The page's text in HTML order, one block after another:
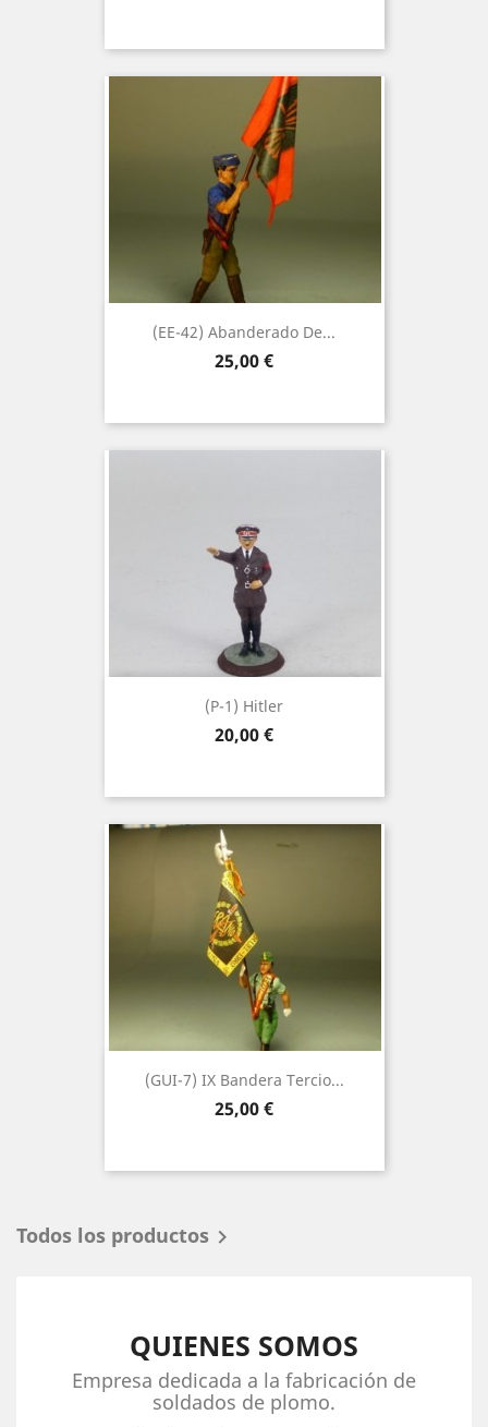
(EE-42) Abanderado De...
Precio
25,00 €
(P-1) Hitler
Precio
20,00 €
(GUI-7) IX Bandera Tercio...
Precio
25,00 €
Todos los productos 
QUIENES SOMOS
Empresa dedicada a la fabricación de
soldados de plomo.